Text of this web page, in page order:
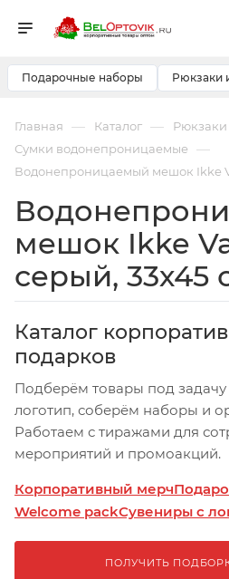
Подарочные наборы Рюкзаки
Главная — Каталог — Рюкзаки
Сумки водонепроницаемые —
Водонепроницаемый мешок Ikke
мешок Ikke
серый, 33х45
Каталог
подарков
Подберём товары под
логотип, соберём наборы и
Работаем с тиражами для
мероприятий и промоакций.
Корпоративный мерч
Welcome packСувениры с
ПОЛУЧИТЬ